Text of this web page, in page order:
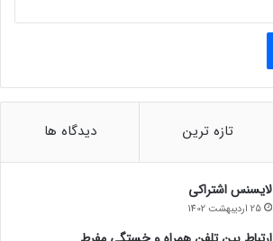
تازه ترین دیدگاه ها
لایسنس اشتراکی
25 اردیبهشت 1402